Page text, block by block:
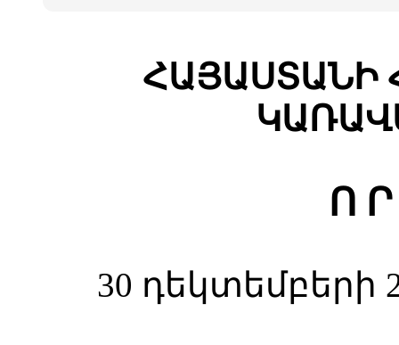
ՀԱՅԱՍՏԱՆԻ
Ո
30 դեկտեմբերի